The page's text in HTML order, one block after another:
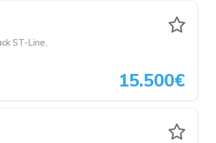
ST-Line
15.500€